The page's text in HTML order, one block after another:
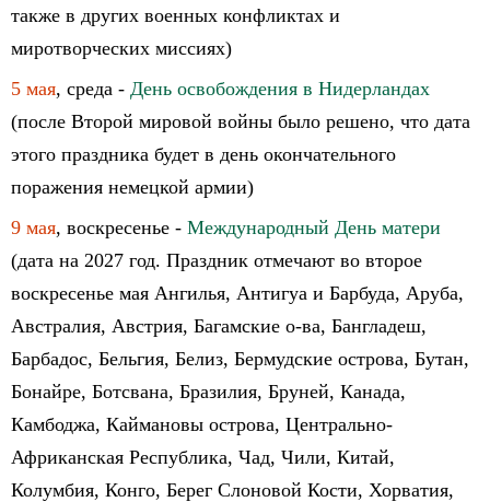
также в других военных конфликтах и
миротворческих миссиях)
5 мая, среда - День освобождения в Нидерландах
(после Второй мировой войны было решено, что дата
этого праздника будет в день окончательного
поражения немецкой армии)
9 мая, воскресенье - Международный День матери
(дата на 2027 год. Праздник отмечают во второе
воскресенье мая Ангилья, Антигуа и Барбуда, Аруба,
Австралия, Австрия, Багамские о-ва, Бангладеш,
Барбадос, Бельгия, Белиз, Бермудские острова, Бутан,
Бонайре, Ботсвана, Бразилия, Бруней, Канада,
Камбоджа, Каймановы острова, Центрально-
Африканская Республика, Чад, Чили, Китай,
Колумбия, Конго, Берег Слоновой Кости, Хорватия,